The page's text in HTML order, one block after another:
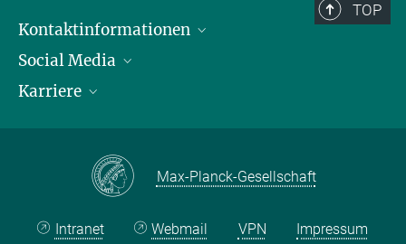
TOP
Kontaktinformationen
Öffnungszeiten & Anfahrt
Ansprechpersonen
Social Media
LinkedIn
Karriere
Max Planck Law
Max-Planck-Gesellschaft
Intranet Webmail VPN Impressum